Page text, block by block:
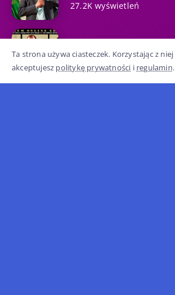
27.2K wyświetleń
23.9K wyświetleń
Ta strona używa ciasteczek. Korzystając z niej
akceptujesz politykę prywatności i regulamin.